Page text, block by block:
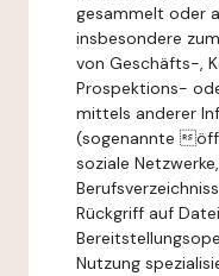
gesammelt oder
insbesondere
von Geschäfts-,
Prospektions-
mittels anderer
(sogenannte
soziale
Rückgriff auf
Nutzung